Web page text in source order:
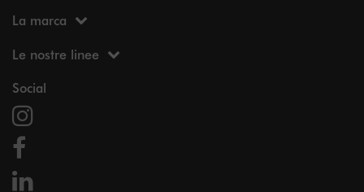
La marca
Le nostre linee
Social